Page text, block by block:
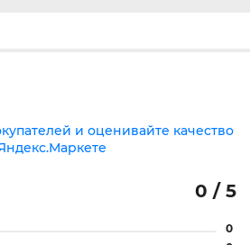
0 / 5
0